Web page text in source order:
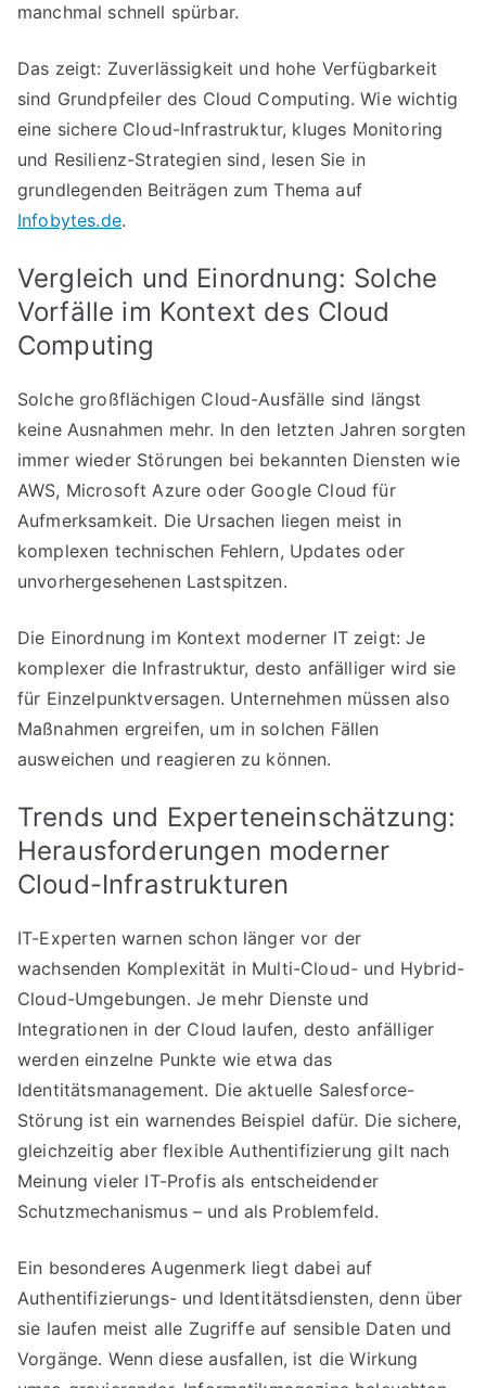
manchmal schnell spürbar.
Das zeigt: Zuverlässigkeit und hohe Verfügbarkeit
sind Grundpfeiler des Cloud Computing. Wie wichtig
eine sichere Cloud-Infrastruktur, kluges Monitoring
und Resilienz-Strategien sind, lesen Sie in
grundlegenden Beiträgen zum Thema auf
Infobytes.de.
Vergleich und Einordnung: Solche
Vorfälle im Kontext des Cloud
Computing
Solche großflächigen Cloud-Ausfälle sind längst
keine Ausnahmen mehr. In den letzten Jahren sorgten
immer wieder Störungen bei bekannten Diensten wie
AWS, Microsoft Azure oder Google Cloud für
Aufmerksamkeit. Die Ursachen liegen meist in
komplexen technischen Fehlern, Updates oder
unvorhergesehenen Lastspitzen.
Die Einordnung im Kontext moderner IT zeigt: Je
komplexer die Infrastruktur, desto anfälliger wird sie
für Einzelpunktversagen. Unternehmen müssen also
Maßnahmen ergreifen, um in solchen Fällen
ausweichen und reagieren zu können.
Trends und Experteneinschätzung:
Herausforderungen moderner
Cloud-Infrastrukturen
IT-Experten warnen schon länger vor der
wachsenden Komplexität in Multi-Cloud- und Hybrid-
Cloud-Umgebungen. Je mehr Dienste und
Integrationen in der Cloud laufen, desto anfälliger
werden einzelne Punkte wie etwa das
Identitätsmanagement. Die aktuelle Salesforce-
Störung ist ein warnendes Beispiel dafür. Die sichere,
gleichzeitig aber flexible Authentifizierung gilt nach
Meinung vieler IT-Profis als entscheidender
Schutzmechanismus – und als Problemfeld.
Ein besonderes Augenmerk liegt dabei auf
Authentifizierungs- und Identitätsdiensten, denn über
sie laufen meist alle Zugriffe auf sensible Daten und
Vorgänge. Wenn diese ausfallen, ist die Wirkung